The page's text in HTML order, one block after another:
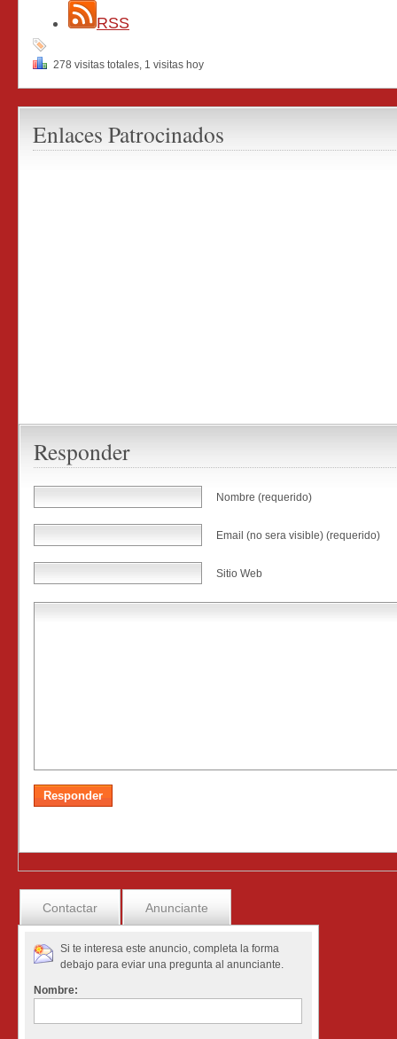
RSS
278 visitas totales, 1 visitas hoy
Enlaces Patrocinados
Responder
Nombre (requerido)
Email (no sera visible) (requerido)
Sitio Web
Contactar Anunciante
Si te interesa este anuncio, completa la forma
debajo para eviar una pregunta al anunciante.
Nombre: